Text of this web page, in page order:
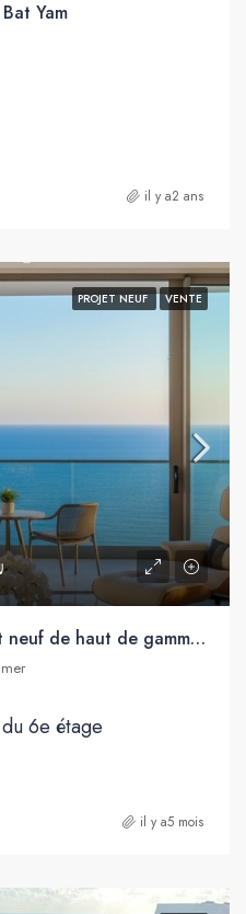
Yam
il y a2 ans
PROJET NEUF VENTE
À ne pas manquer ! projet neuf de haut de gamme en première ligne de mer, Bat Yam
6e étage
il y a5 mois